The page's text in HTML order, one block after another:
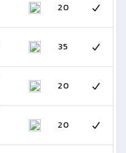
20
35
20
20